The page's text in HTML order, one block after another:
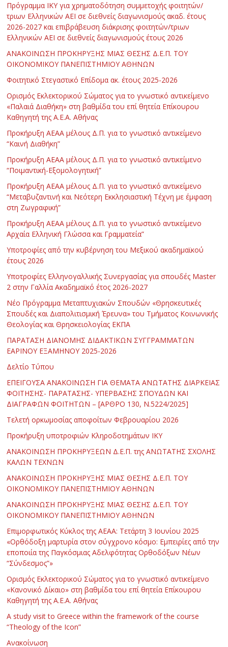
Πρόγραμμα ΙΚΥ για χρηματοδότηση συμμετοχής φοιτητών/
τριων Ελληνικών ΑΕΙ σε διεθνείς διαγωνισμούς ακαδ. έτους
2026-2027 και επιβράβευση διάκρισης φοιτητών/τριων
Ελληνικών ΑΕΙ σε διεθνείς διαγωνισμούς έτους 2026
ΑΝΑΚΟΙΝΩΣΗ ΠΡΟΚΗΡΥΞΗΣ ΜΙΑΣ ΘΕΣΗΣ Δ.Ε.Π. ΤΟΥ
ΟΙΚΟΝΟΜΙΚΟΥ ΠΑΝΕΠΙΣΤΗΜΙΟΥ ΑΘΗΝΩΝ
Φοιτητικό Στεγαστικό Επίδομα ακ. έτους 2025-2026
Ορισμός Εκλεκτορικού Σώματος για το γνωστικό αντικείμενο
«Παλαιά Διαθήκη» στη βαθμίδα του επί θητεία Επίκουρου
Καθηγητή της Α.Ε.Α. Αθήνας
Προκήρυξη ΑΕΑΑ μέλους Δ.Π. για το γνωστικό αντικείμενο
“Καινή Διαθήκη”
Προκήρυξη ΑΕΑΑ μέλους Δ.Π. για το γνωστικό αντικείμενο
“Ποιμαντική-Εξομολογητική”
Προκήρυξη ΑΕΑΑ μέλους Δ.Π. για το γνωστικό αντικείμενο
“Μεταβυζαντινή και Νεότερη Εκκλησιαστική Τέχνη με έμφαση
στη Ζωγραφική”
Προκήρυξη ΑΕΑΑ μέλους Δ.Π. για το γνωστικό αντικείμενο
Αρχαία Ελληνική Γλώσσα και Γραμματεία”
Υποτροφίες από την κυβέρνηση του Μεξικού ακαδημαϊκού
έτους 2026
Υποτροφίες Ελληνογαλλικής Συνεργασίας για σπουδές Master
2 στην Γαλλία Ακαδημαϊκό έτος 2026-2027
Νέο Πρόγραμμα Μεταπτυχιακών Σπουδών «Θρησκευτικές
Σπουδές και Διαπολιτισμική Έρευνα» του Τμήματος Κοινωνικής
Θεολογίας και Θρησκειολογίας ΕΚΠΑ
ΠΑΡΑΤΑΣΗ ΔΙΑΝΟΜΗΣ ΔΙΔΑΚΤΙΚΩΝ ΣΥΓΓΡΑΜΜΑΤΩΝ
ΕΑΡΙΝΟΥ ΕΞΑΜΗΝΟΥ 2025-2026
Δελτίο Τύπου
ΕΠΕΙΓΟΥΣΑ ΑΝΑΚΟΙΝΩΣΗ ΓΙΑ ΘΕΜΑΤΑ ΑΝΩΤΑΤΗΣ ΔΙΑΡΚΕΙΑΣ
ΦΟΙΤΗΣΗΣ- ΠΑΡΑΤΑΣΗΣ- ΥΠΕΡΒΑΣΗΣ ΣΠΟΥΔΩΝ ΚΑΙ
ΔΙΑΓΡΑΦΩΝ ΦΟΙΤΗΤΩΝ – [ΑΡΘΡΟ 130, Ν.5224/2025]
Τελετή ορκωμοσίας αποφοίτων Φεβρουαρίου 2026
Προκήρυξη υποτροφιών Κληροδοτημάτων ΙΚΥ
ΑΝΑΚΟΙΝΩΣΗ ΠΡΟΚΗΡΥΞΕΩΝ Δ.Ε.Π. της ΑΝΩΤΑΤΗΣ ΣΧΟΛΗΣ
ΚΑΛΩΝ ΤΕΧΝΩΝ
ΑΝΑΚΟΙΝΩΣΗ ΠΡΟΚΗΡΥΞΗΣ ΜΙΑΣ ΘΕΣΗΣ Δ.Ε.Π. ΤΟΥ
ΟΙΚΟΝΟΜΙΚΟΥ ΠΑΝΕΠΙΣΤΗΜΙΟΥ ΑΘΗΝΩΝ
ΑΝΑΚΟΙΝΩΣΗ ΠΡΟΚΗΡΥΞΗΣ ΜΙΑΣ ΘΕΣΗΣ Δ.Ε.Π. ΤΟΥ
ΟΙΚΟΝΟΜΙΚΟΥ ΠΑΝΕΠΙΣΤΗΜΙΟΥ ΑΘΗΝΩΝ
Επιμορφωτικός Κύκλος της ΑΕΑΑ: Τετάρτη 3 Ιουνίου 2025
«Ορθόδοξη μαρτυρία στον σύγχρονο κόσμο: Εμπειρίες από την
εποποιία της Παγκόσμιας Αδελφότητας Ορθοδόξων Νέων
“Σύνδεσμος”»
Ορισμός Εκλεκτορικού Σώματος για το γνωστικό αντικείμενο
«Κανονικό Δίκαιο» στη βαθμίδα του επί θητεία Επίκουρου
Καθηγητή της Α.Ε.Α. Αθήνας
Α study visit to Greece within the framework of the course
“Theology of the Icon”
Ανακοίνωση